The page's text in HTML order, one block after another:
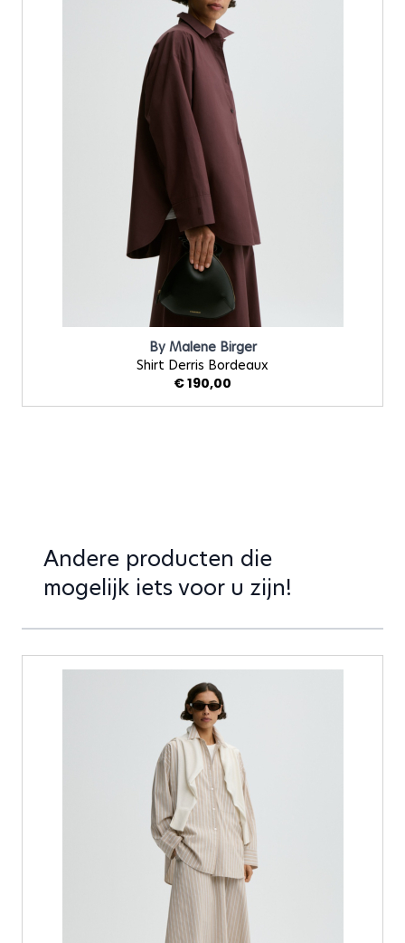
By Malene Birger
Shirt Derris Bordeaux
€ 190,00
Andere producten die
mogelijk iets voor u zijn!
Druk om carrousel over te slaan